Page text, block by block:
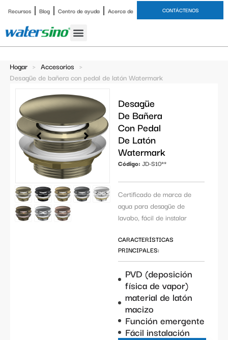
Recursos Blog Centro de ayuda Acerca de CONTÁCTENOS
Hogar > Accesorios >
Desagüe de bañera con pedal de latón Watermark
Desagüe
De Bañera
Con Pedal
De Latón
Watermark
Código: JD-S10**
Certificado de marca de
agua para desagüe de
lavabo, fácil de instalar
CARACTERÍSTICAS
PRINCIPALES:
PVD (deposición
física de vapor)
material de latón
macizo
Función emergente
Fácil instalación